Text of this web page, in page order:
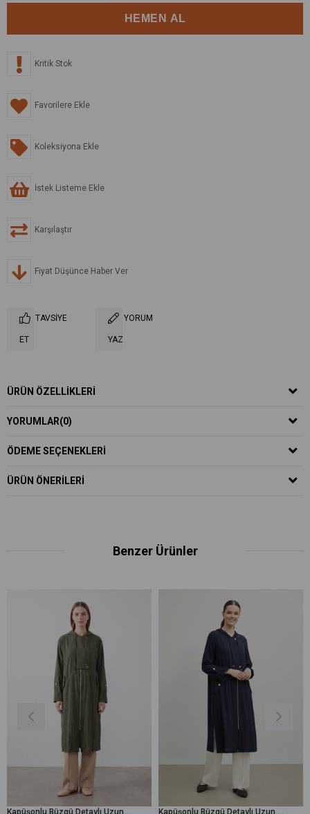
Kritik Stok
Favorilere Ekle
Koleksiyona Ekle
İstek Listeme Ekle
Karşılaştır
Fiyat Düşünce Haber Ver
TAVSIYE
ET
YORUM
YAZ
ÜRÜN ÖZELLIKLERI
YORUMLAR(0)
ÖDEME SEÇENEKLERI
ÜRÜN ÖNERILERI
Benzer Ürünler
Kapüşonlu Büzgü Detaylı Uzun kap-15254 - Haki Kapüşonlu Büzgü Detaylı Uzun kap-15254 - Lacivert